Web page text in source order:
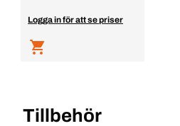
Logga in för att se priser
Tillbehör